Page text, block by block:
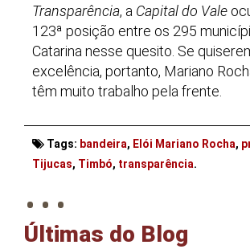
Transparência, a Capital do Vale
123ª posição entre os 295
Catarina nesse quesito. Se
excelência, portanto, Mariano
têm muito trabalho pela frente.
Tags: bandeira, Elói Mariano Rocha,
Tijucas, Timbó, transparência.
. . .
Últimas do Blog